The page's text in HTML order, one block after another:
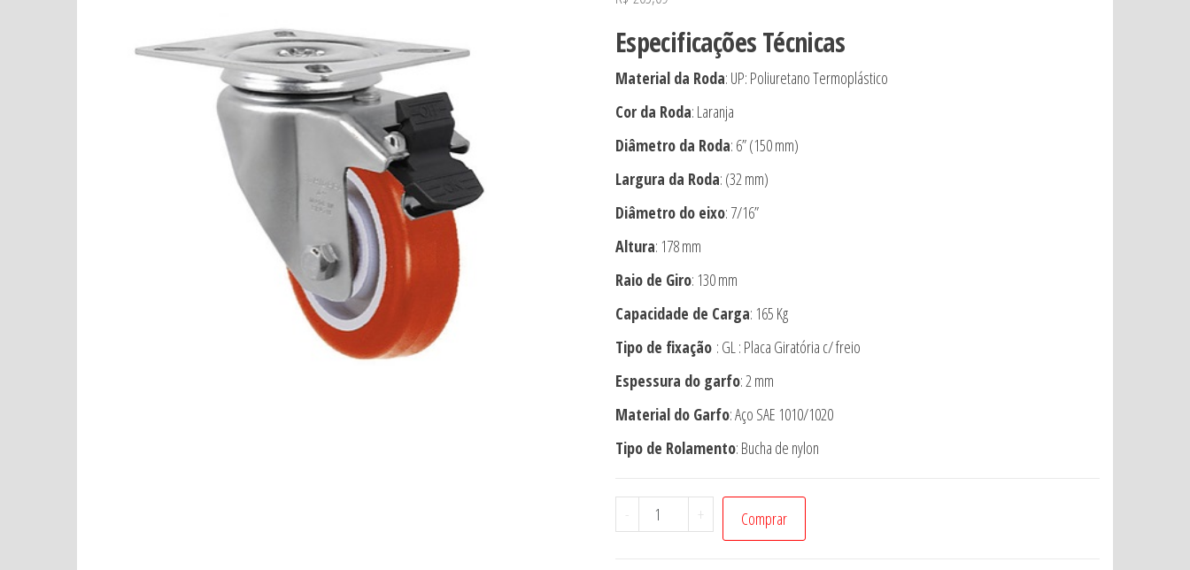
Especificações Técnicas
Material da Roda: UP: Poliuretano Termoplástico
Cor da Roda: Laranja
Diâmetro da Roda: 6” (150 mm)
Largura da Roda: (32 mm)
Diâmetro do eixo: 7/16”
Altura: 178 mm
Raio de Giro: 130 mm
Capacidade de Carga: 165 Kg
Tipo de fixação: GL : Placa Giratória c/ freio
Espessura do garfo: 2 mm
Material do Garfo: Aço SAE 1010/1020
Tipo de Rolamento: Bucha de nylon
-
Rodízio
GL
+ Comprar